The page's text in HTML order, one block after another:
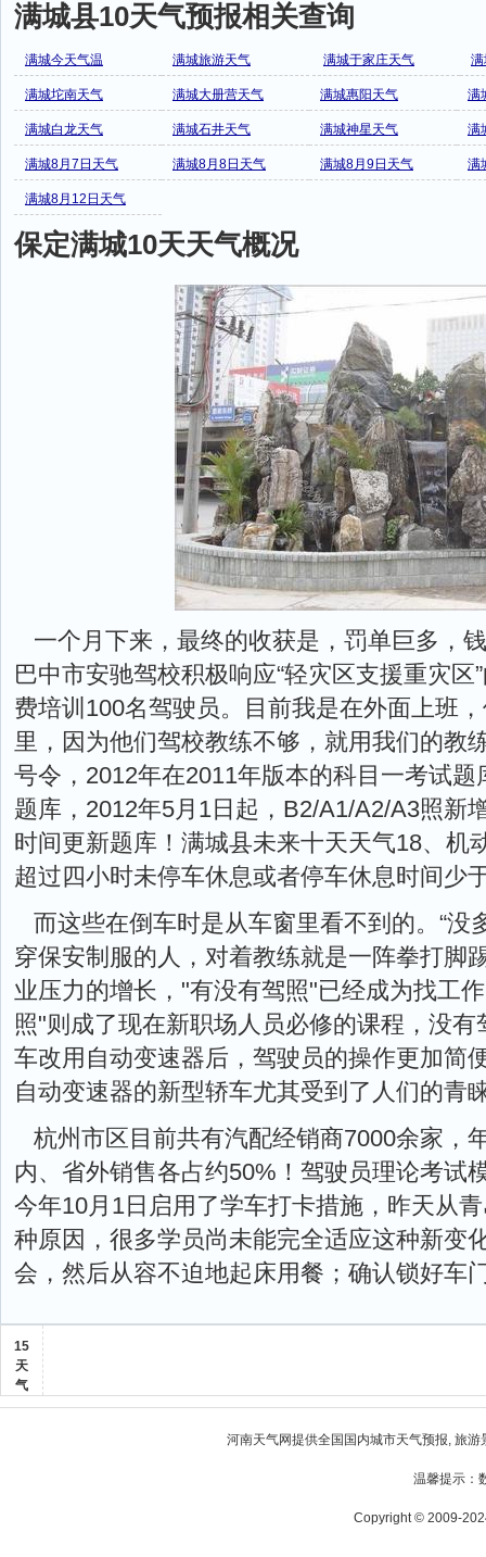
满城县10天气预报相关查询
满城今天气温 满城旅游天气 满城于家庄天气
满城坨南天气 满城大册营天气 满城惠阳天气 满
满城白龙天气 满城石井天气 满城神星天气 满
满城8月7日天气 满城8月8日天气 满城8月9日天气 满
满城8月12日天气
保定满城10天天气概况
一个月下来，最终的收获是，罚单巨多，
巴中市安驰驾校积极响应“轻灾区支援重灾
费培训100名驾驶员。目前我是在外面上班
里，因为他们驾校教练不够，就用我们的教
号令，2012年在2011年版本的科目一考试题
题库，2012年5月1日起，B2/A1/A2/A3照新
时间更新题库！满城县未来十天天气18、机
超过四小时未停车休息或者停车休息时间少
而这些在倒车时是从车窗里看不到的。“没
穿保安制服的人，对着教练就是一阵拳打脚
业压力的增长，"有没有驾照"已经成为找工
照"则成了现在新职场人员必修的课程，没
车改用自动变速器后，驾驶员的操作更加简
自动变速器的新型轿车尤其受到了人们的青
杭州市区目前共有汽配经销商7000余家，
内、省外销售各占约50%！驾驶员理论考试
今年10月1日启用了学车打卡措施，昨天从
种原因，很多学员尚未能完全适应这种新变
会，然后从容不迫地起床用餐；确认锁好车
15
天
气
河南天气网提供全国国内城市天气预报, 旅游
温馨提示：
Copyright © 2009-